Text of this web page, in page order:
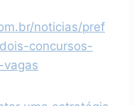
noticias/pref
concursos-